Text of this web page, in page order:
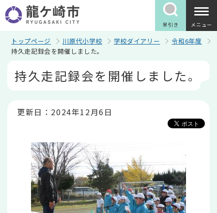
の
ペ
早引き メニュー
トップページ 川原代小学校 学校ダイアリー
令和6年度
持久走記録会を開催しました。
持久走記録会を開催しました。
更新日：2024年12月6日